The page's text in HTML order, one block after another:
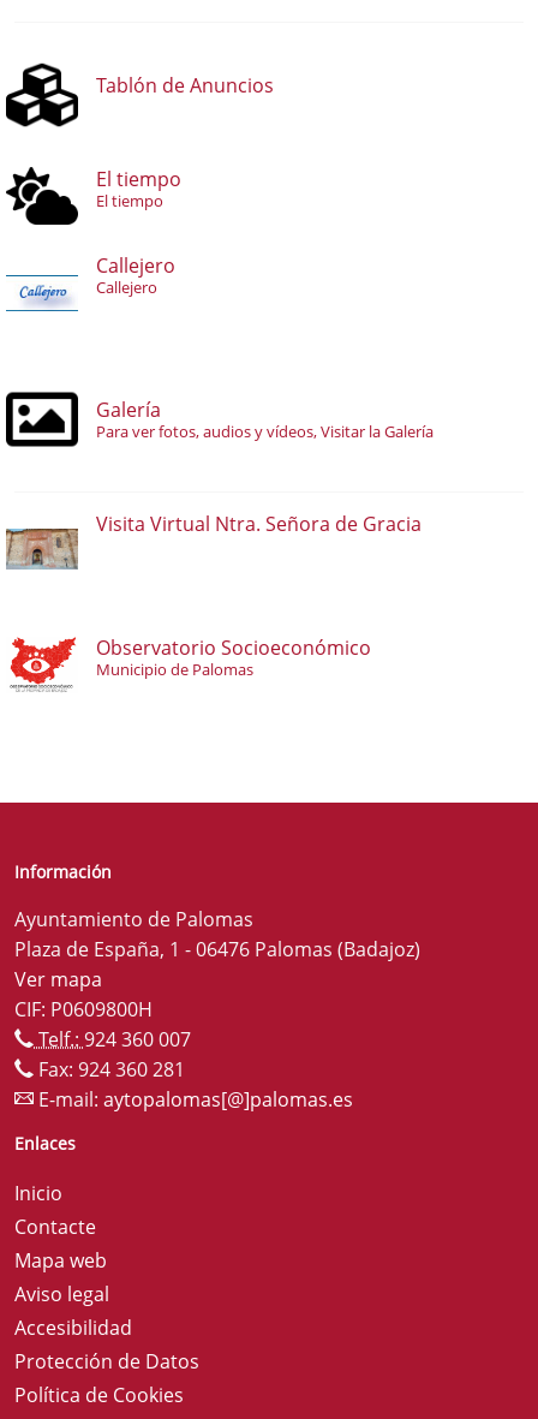
Tablón de Anuncios
El tiempo
El tiempo
Callejero
Callejero
Galería
Para ver fotos, audios y vídeos, Visitar la Galería
Visita Virtual Ntra. Señora de Gracia
Observatorio Socioeconómico
Municipio de Palomas
Información
Ayuntamiento de Palomas
Plaza de España, 1 - 06476 Palomas (Badajoz)
Ver mapa
CIF: P0609800H
Telf.: 924 360 007
Fax: 924 360 281
E-mail: aytopalomas[@]palomas.es
Enlaces
Inicio
Contacte
Mapa web
Aviso legal
Accesibilidad
Protección de Datos
Política de Cookies